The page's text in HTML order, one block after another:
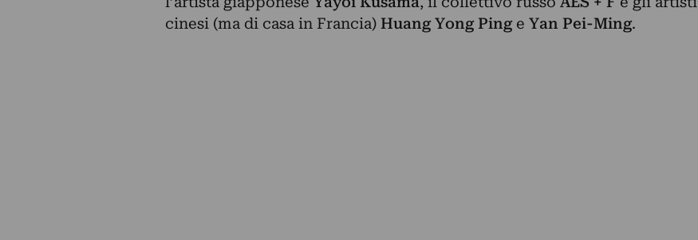
cinesi (ma di casa in Francia) Huang Yong Pinge Yan Pei-Ming.